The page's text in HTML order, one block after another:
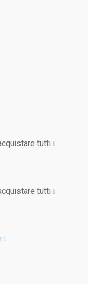
tutti i
tutti i